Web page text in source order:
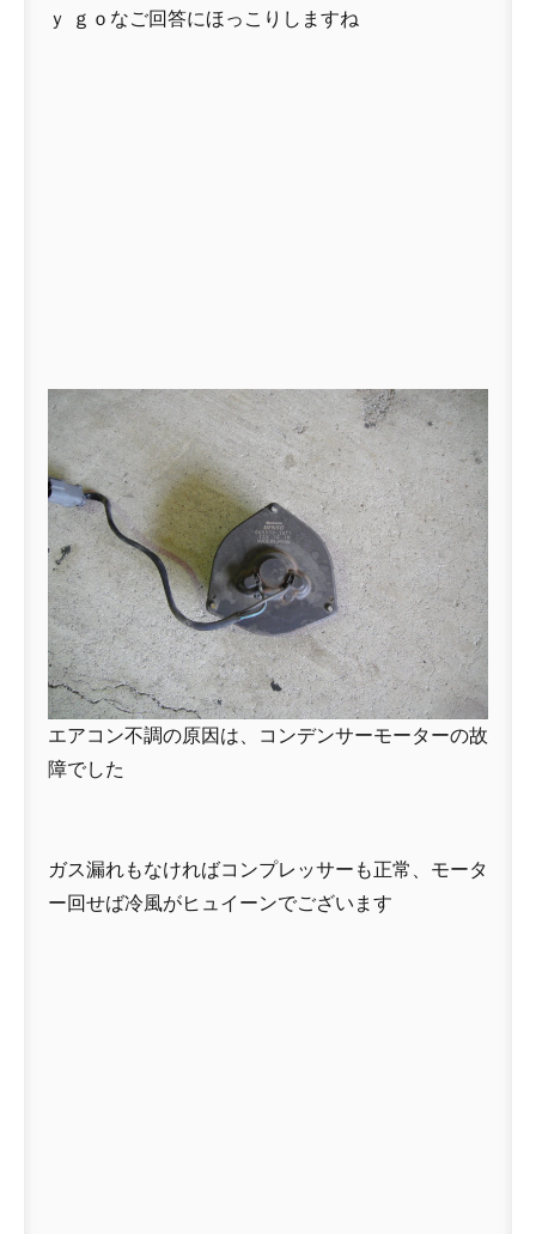
ｙ ｇｏなご回答にほっこりしますね
エアコン不調の原因は、コンデンサーモーターの故
障でした
ガス漏れもなければコンプレッサーも正常、モータ
ー回せば冷風がヒュイーンでございます